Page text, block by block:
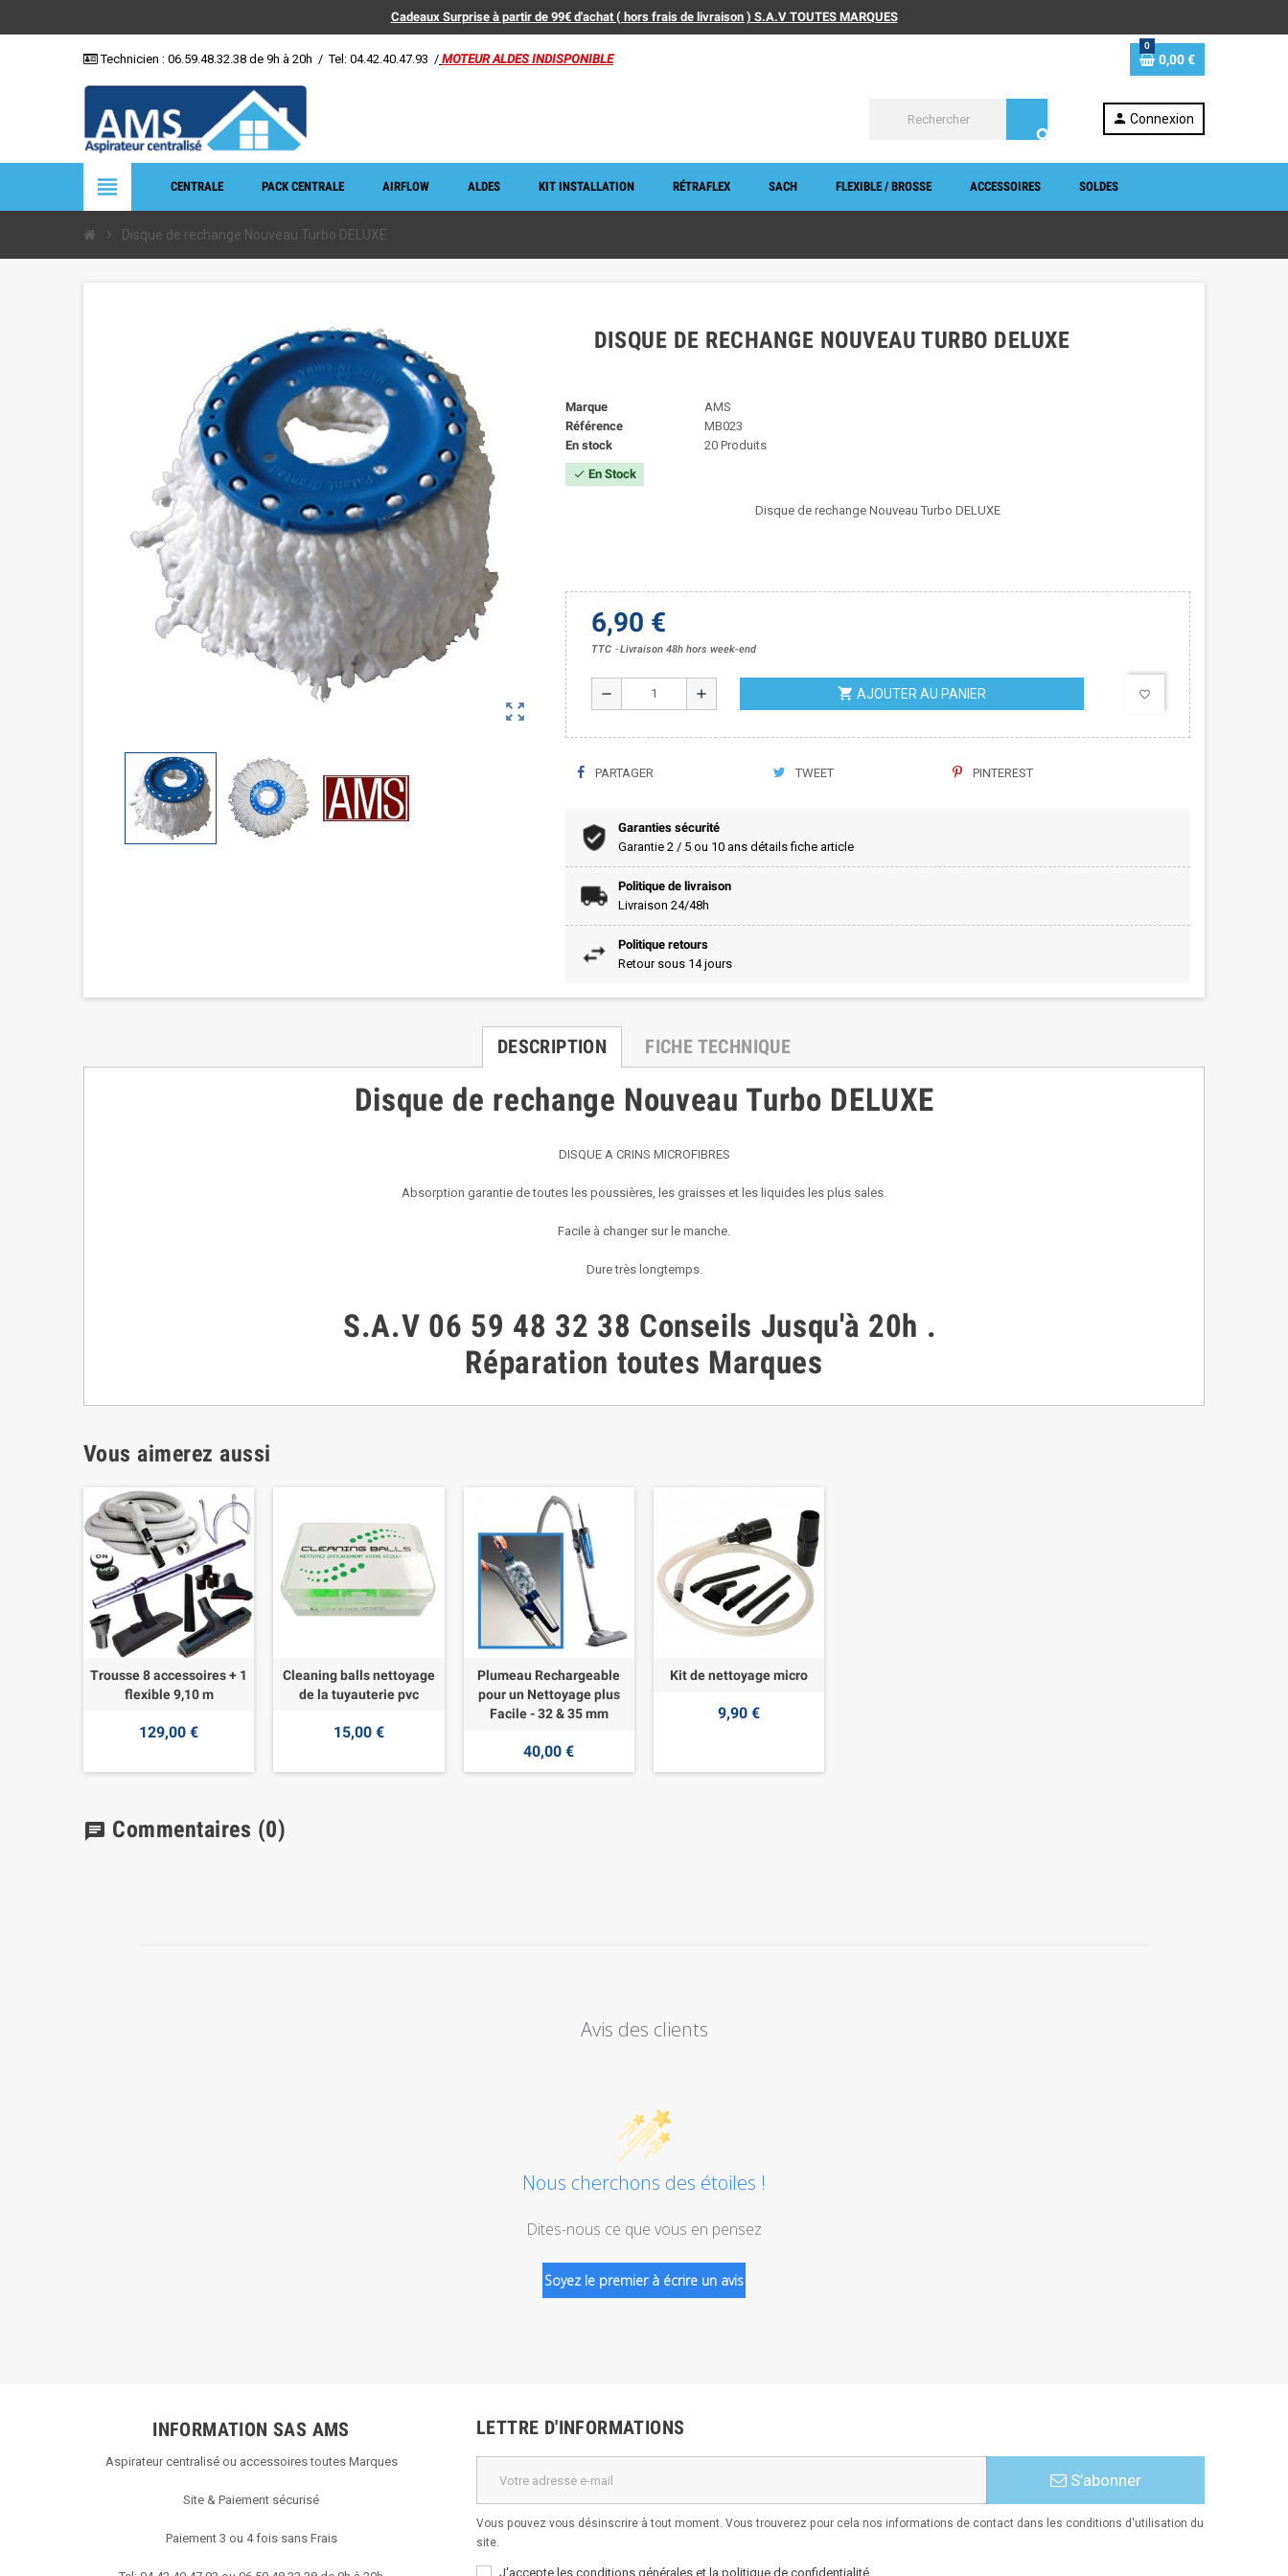
Cadeaux Surprise à partir de 99€ d'achat ( hors frais de livraison ) S.A.V TOUTES MARQUES
Technicien : 06.59.48.32.38 de 9h à 20h / Tel: 04.42.40.47.93 / MOTEUR ALDES INDISPONIBLE
0
0,00 €
search
person Connexion
view_headline CENTRALE PACK CENTRALE AIRFLOW ALDES KIT INSTALLATION RÉTRAFLEX SACH FLEXIBLE / BROSSE ACCESSOIRES SOLDES
chevron_right Disque de rechange Nouveau Turbo DELUXE
zoom_out_map
DISQUE DE RECHANGE NOUVEAU TURBO DELUXE
Marque
AMS
Référence
MB023
En stock
20 Produits
check En Stock
Disque de rechange Nouveau Turbo DELUXE
6,90 €
TTC Livraison 48h hors week-end
remove add shopping_cart AJOUTER AU PANIER favorite_border
PARTAGER TWEET PINTEREST
Garanties sécurité
Garantie 2 / 5 ou 10 ans détails fiche article
Politique de livraison
Livraison 24/48h
Politique retours
Retour sous 14 jours
DESCRIPTION FICHE TECHNIQUE
Disque de rechange Nouveau Turbo DELUXE
DISQUE A CRINS MICROFIBRES
Absorption garantie de toutes les poussières, les graisses et les liquides les plus sales.
Facile à changer sur le manche.
Dure très longtemps.
S.A.V 06 59 48 32 38 Conseils Jusqu'à 20h .
Réparation toutes Marques
Vous aimerez aussi
Trousse 8 accessoires + 1
flexible 9,10 m
129,00 €
Cleaning balls nettoyage
de la tuyauterie pvc
15,00 €
Plumeau Rechargeable
pour un Nettoyage plus
Facile - 32 & 35 mm
40,00 €
Kit de nettoyage micro
9,90 €
chat Commentaires (0)
Avis des clients
Nous cherchons des étoiles !
Dites-nous ce que vous en pensez
Soyez le premier à écrire un avis
INFORMATION SAS AMS
Aspirateur centralisé ou accessoires toutes Marques
Site & Paiement sécurisé
Paiement 3 ou 4 fois sans Frais
LETTRE D'INFORMATIONS
S’abonner
Vous pouvez vous désinscrire à tout moment. Vous trouverez pour cela nos informations de contact dans les conditions d'utilisation du
site.
J'accepte les conditions générales et la politique de confidentialité